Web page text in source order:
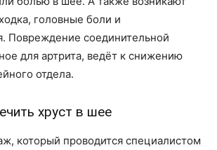
головные боли и
Повреждение соединительной
для артрита, ведёт к снижению
отдела.
хруст в шее
который проводится специалистом